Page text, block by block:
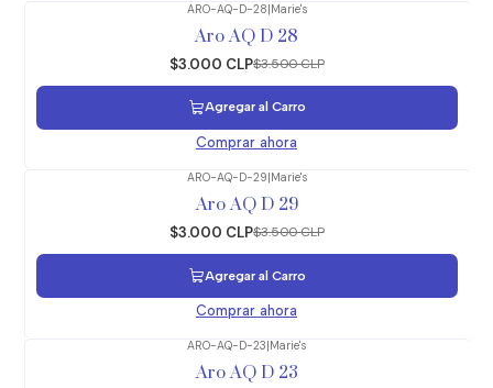
ARO-AQ-D-28|Marie's
Aro AQ D 28
$3.000 CLP$3.500 CLP
Agregar al Carro
Comprar ahora
ARO-AQ-D-29|Marie's
Aro AQ D 29
$3.000 CLP$3.500 CLP
Agregar al Carro
Comprar ahora
ARO-AQ-D-23 Marie's
Aro AQ D 23